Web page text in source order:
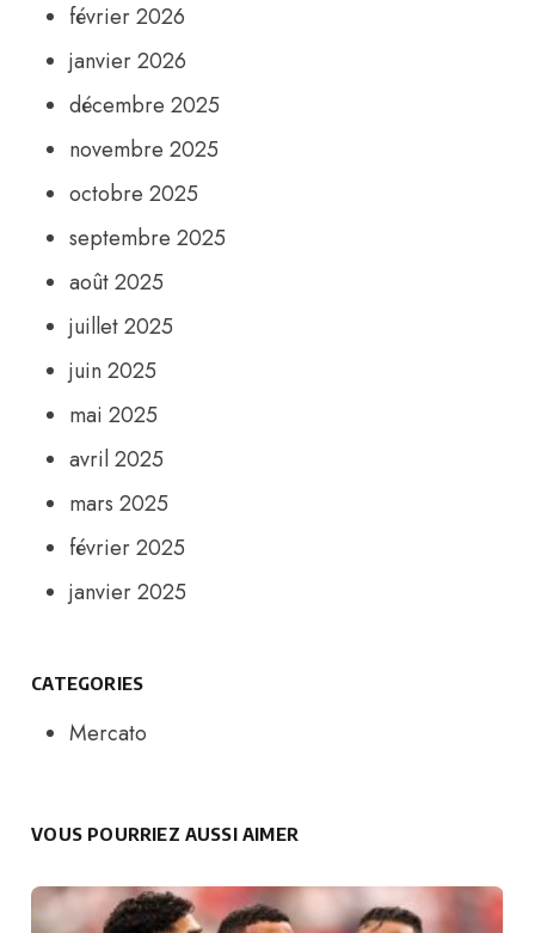
février 2026
janvier 2026
décembre 2025
novembre 2025
octobre 2025
septembre 2025
août 2025
juillet 2025
juin 2025
mai 2025
avril 2025
mars 2025
février 2025
janvier 2025
CATEGORIES
Mercato
VOUS POURRIEZ AUSSI AIMER